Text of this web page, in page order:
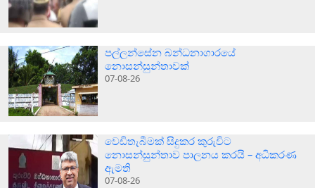
පල්ලන්සේන බන්ධනාගාරයේ
නොසන්සුන්තාවක්
07-08-26
වෙඩිතැබීමක් සිදුකර කුරුවිට
නොසන්සුන්තාව පාලනය කරයි – අධිකරණ
ඇමති
07-08-26